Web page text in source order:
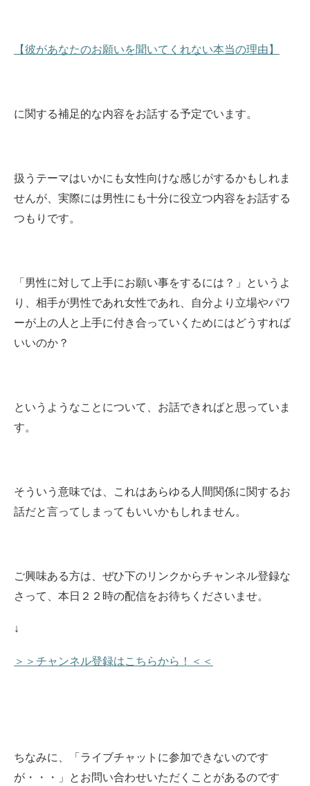
【彼があなたのお願いを聞いてくれない本当の理由】
に関する補足的な内容をお話する予定でいます。
扱うテーマはいかにも女性向けな感じがするかもしれま
せんが、実際には男性にも十分に役立つ内容をお話する
つもりです。
「男性に対して上手にお願い事をするには？」
というよ
り、相手が男性であれ女性であれ、自分より立場やパワ
ーが上の人と上手に付き合っていくためにはどうすれば
いいのか？
というようなことについて、お話できればと思っていま
す。
そういう意味では、これはあらゆる人間関係に関するお
話だと言ってしまってもいいかもしれません。
ご興味ある方は、ぜひ下のリンクからチャンネル登録な
さって、 本日２２時の配信をお待ちくださいませ。
↓
＞＞チャンネル登録はこちらから！＜＜
ちなみに、「ライブチャットに参加できないのです
が・・・」とお問い合わせいただくことがあるのです